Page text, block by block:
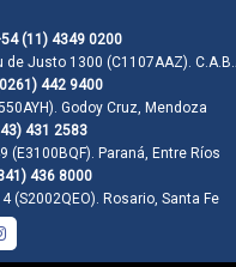
(11) 4349 0200
de Justo 1300 (C1107AAZ).
442 9400
Godoy Cruz, Mendoza
431 2583
(E3100BQF). Paraná, Entre Ríos
436 8000
(S2002QEO). Rosario, Santa Fe